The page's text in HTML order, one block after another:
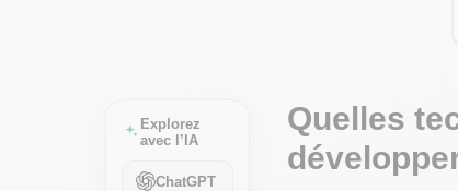
Quelles
Explorez
avec l’IA
ChatGPT